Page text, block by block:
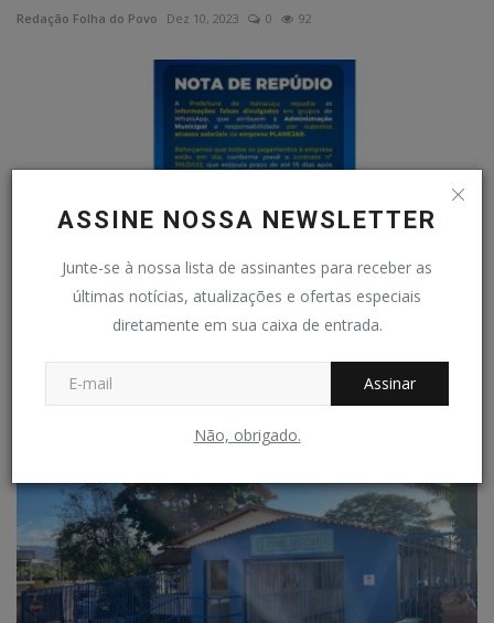
ASSINE NOSSA NEWSLETTER
Junte-se à nossa lista de assinantes para receber as
últimas notícias, atualizações e ofertas especiais
diretamente em sua caixa de entrada.
Assinar
Não, obrigado.
Redação Folha do Povo Dez 10, 2023 0 92
Prefeitura nega atraso de repasses e afirma que
empresa...